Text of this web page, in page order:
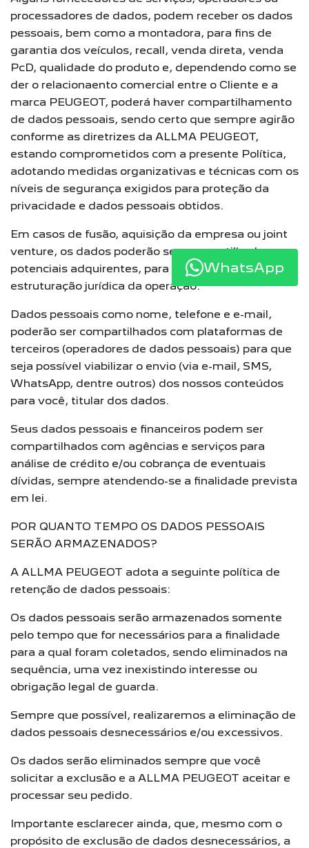
processadores de dados, podem receber os dados
pessoais, bem como a montadora, para fins de
garantia dos veículos, recall, venda direta, venda
PcD, qualidade do produto e, dependendo como se
der o relacionaento comercial entre o Cliente e a
marca PEUGEOT, poderá haver compartilhamento
de dados pessoais, sendo certo que sempre agirão
conforme as diretrizes da ALLMA PEUGEOT,
estando comprometidos com a presente Política,
adotando medidas organizativas e técnicas com os
níveis de segurança exigidos para proteção da
privacidade e dados pessoais obtidos.
Em casos de fusão, aquisição da empresa ou joint
venture, os dados poderão ser compartilhados com
potenciais adquirentes, para respectiva
estruturação jurídica da operação.
Dados pessoais como nome, telefone e e-mail,
poderão ser compartilhados com plataformas de
terceiros (operadores de dados pessoais) para que
seja possível viabilizar o envio (via e-mail, SMS,
WhatsApp, dentre outros) dos nossos conteúdos
para você, titular dos dados.
Seus dados pessoais e financeiros podem ser
compartilhados com agências e serviços para
análise de crédito e/ou cobrança de eventuais
dívidas, sempre atendendo-se a finalidade prevista
em lei.
POR QUANTO TEMPO OS DADOS PESSOAIS
SERÃO ARMAZENADOS?
A ALLMA PEUGEOT adota a seguinte política de
retenção de dados pessoais:
Os dados pessoais serão armazenados somente
pelo tempo que for necessários para a finalidade
para a qual foram coletados, sendo eliminados na
sequência, uma vez inexistindo interesse ou
obrigação legal de guarda.
Sempre que possível, realizaremos a eliminação de
dados pessoais desnecessários e/ou excessivos.
Os dados serão eliminados sempre que você
solicitar a exclusão e a ALLMA PEUGEOT aceitar e
processar seu pedido.
Importante esclarecer ainda, que, mesmo com o
propósito de exclusão de dados desnecessários, a
WhatsApp